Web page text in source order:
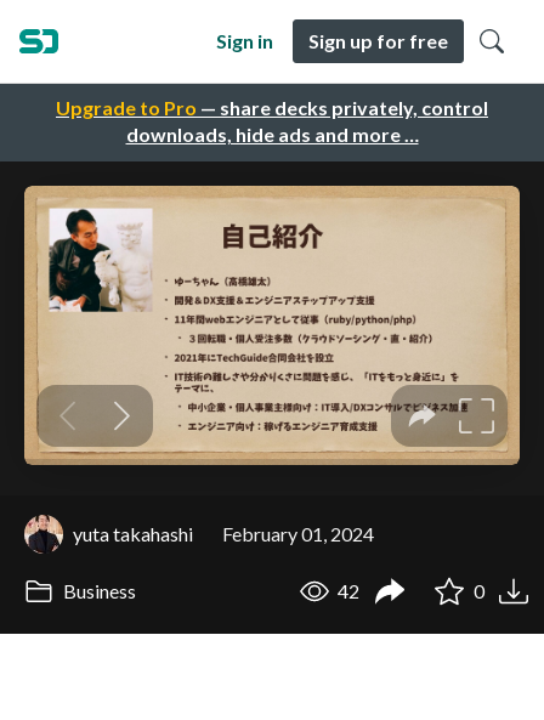
Upgrade to Pro — share decks privately, control
downloads, hide ads and more …
Sign in Sign up for free
yuta takahashi February 01, 2024
Business 42 0